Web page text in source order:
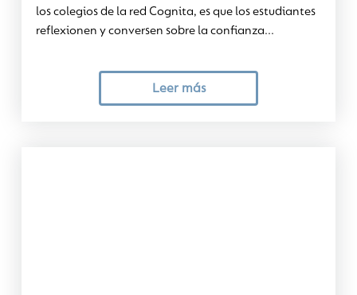
los colegios de la red Cognita, es que los estudiantes
reflexionen y conversen sobre la confianza...
Leer más